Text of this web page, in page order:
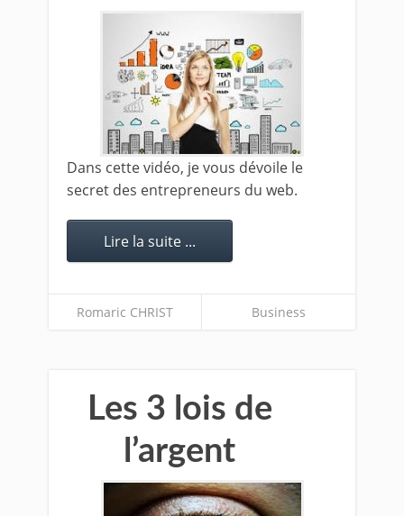
Dans cette vidéo, je vous dévoile le
secret des entrepreneurs du web.
Lire la suite ...
Romaric CHRIST Business
Les 3 lois de
l’argent